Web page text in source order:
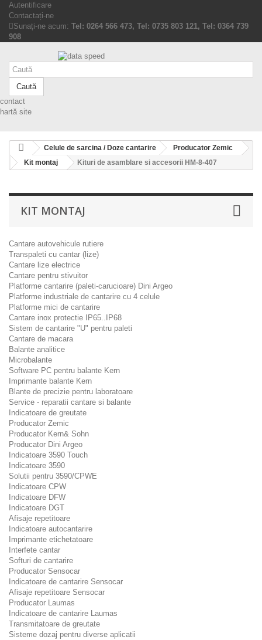
Autentificare
Contactați-ne
Sunați-ne acum: Tel: 0264 566 473, Tel: 0735 803 121, Tel: 0364 739
908
Caută
contact
hartă site
Celule de sarcina / Doze cantarire
Producator Zemic
Kit montaj
Kituri de asamblare si accesorii HM-8-407
KIT MONTAJ
Cantare autovehicule rutiere
Transpaleti cu cantar (lize)
Cantare lize electrice
Cantare pentru stivuitor
Platforme cantarire (paleti-carucioare) Dini Argeo
Platforme industriale de cantarire cu 4 celule
Platforme mici de cantarire
Cantare inox protectie IP65..IP68
Sistem de cantarire "U" pentru paleti
Cantare de macara
Balante analitice
Microbalante
Software PC pentru balante Kern
Imprimante balante Kern
Blante de precizie pentru laboratoare
Service - reparatii cantare si balante
Indicatoare de greutate
Producator Zemic
Producator Kern& Sohn
Producator Dini Argeo
Indicatoare 3590 Touch
Indicatoare 3590
Solutii pentru 3590/CPWE
Indicatoare CPW
Indicatoare DFW
Indicatoare DGT
Afisaje repetitoare
Indicatoare autocantarire
Imprimante etichetatoare
Interfete cantar
Softuri de cantarire
Producator Sensocar
Indicatoare de cantarire Sensocar
Afisaje repetitoare Sensocar
Producator Laumas
Indicatoare de cantarire Laumas
Transmitatoare de greutate
Sisteme dozaj pentru diverse aplicatii